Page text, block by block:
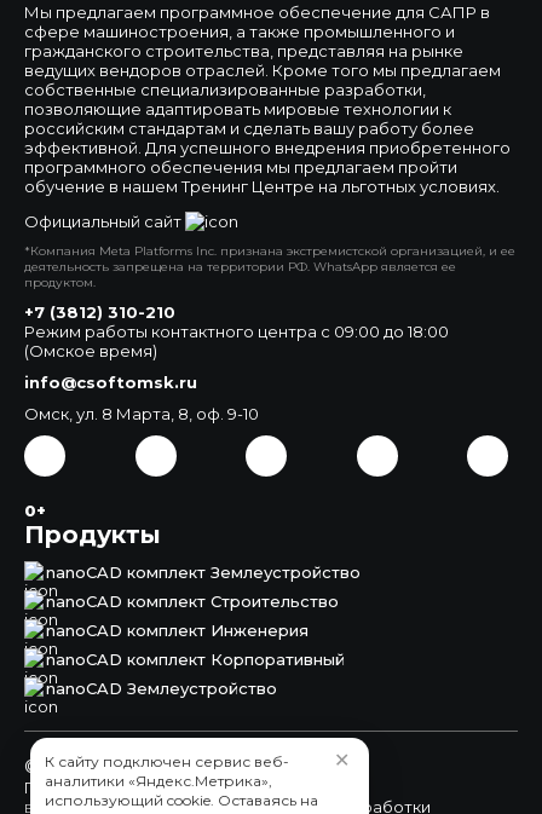
Мы предлагаем программное обеспечение для САПР в
сфере машиностроения, а также промышленного и
гражданского строительства, представляя на рынке
ведущих вендоров отраслей. Кроме того мы предлагаем
собственные специализированные разработки,
позволяющие адаптировать мировые технологии к
российским стандартам и сделать вашу работу более
эффективной. Для успешного внедрения приобретенного
программного обеспечения мы предлагаем пройти
обучение в нашем Тренинг Центре на льготных условиях.
Официальный сайт
*Компания Meta Platforms Inc. признана экстремистской организацией, и ее
деятельность запрещена на территории РФ. WhatsApp является ее
продуктом.
Продукты
nanoCAD комплект Землеустройство
nanoCAD комплект Строительство
nanoCAD комплект Инженерия
nanoCAD комплект Корпоративный
nanoCAD Землеустройство
+7 (3812) 310-210
Режим работы контактного центра с 09:00 до 18:00
(Омское время)
info@csoftomsk.ru
Омск, ул. 8 Марта, 8, оф. 9-10
0+
© 2015 - 2026 ЗАО «СиСофт Омск»
Пользовательское соглашение
Вы принимаете условия политики в отношении обработки
К сайту подключен сервис веб-
аналитики «Яндекс.Метрика»,
использующий cookie. Оставаясь на
✕